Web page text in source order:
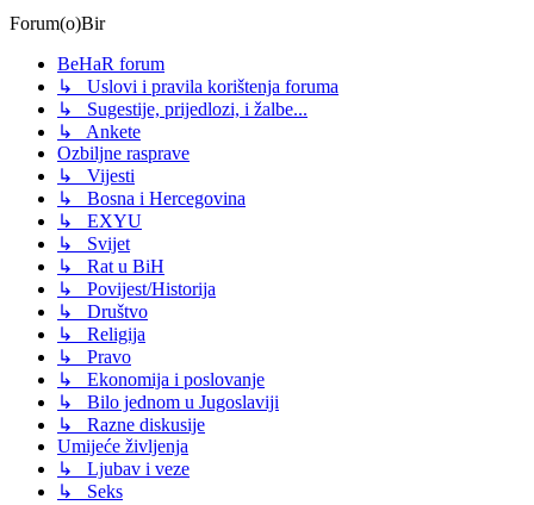
Forum(o)Bir
BeHaR forum
↳ Uslovi i pravila korištenja foruma
↳ Sugestije, prijedlozi, i žalbe...
↳ Ankete
Ozbiljne rasprave
↳ Vijesti
↳ Bosna i Hercegovina
↳ EXYU
↳ Svijet
↳ Rat u BiH
↳ Povijest/Historija
↳ Društvo
↳ Religija
↳ Pravo
↳ Ekonomija i poslovanje
↳ Bilo jednom u Jugoslaviji
↳ Razne diskusije
Umijeće življenja
↳ Ljubav i veze
↳ Seks